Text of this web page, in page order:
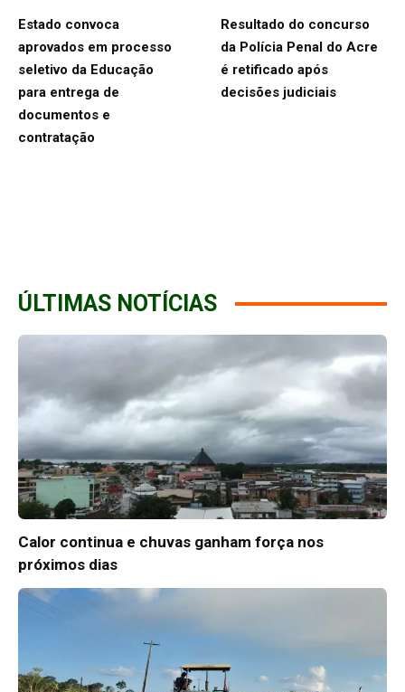
Estado convoca
aprovados em processo
seletivo da Educação
para entrega de
documentos e
contratação
Resultado do concurso
da Polícia Penal do Acre
é retificado após
decisões judiciais
ÚLTIMAS NOTÍCIAS
Calor continua e chuvas ganham força nos
próximos dias